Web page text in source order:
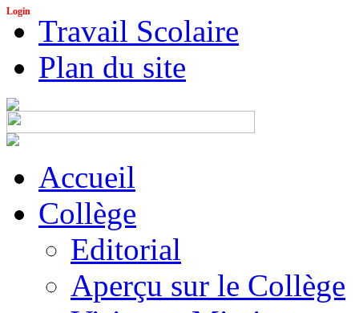
Login
Travail Scolaire
Plan du site
Accueil
Collège
Editorial
Aperçu sur le Collège